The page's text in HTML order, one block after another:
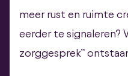
meer rust en ruimte
eerder te signaleren?
zorggesprek”